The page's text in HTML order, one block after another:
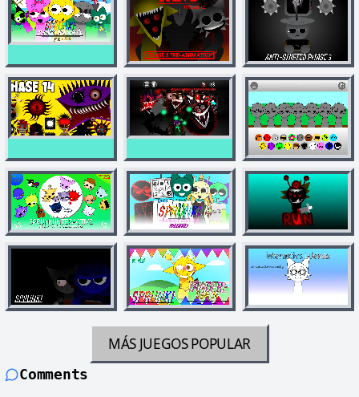
MÁS JUEGOSPOPULAR
Comments